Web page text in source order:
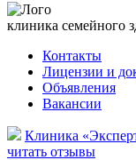
клиника семейного
Контакты
Лицензии и
Объявления
Вакансии
Клиника
читать отзывы